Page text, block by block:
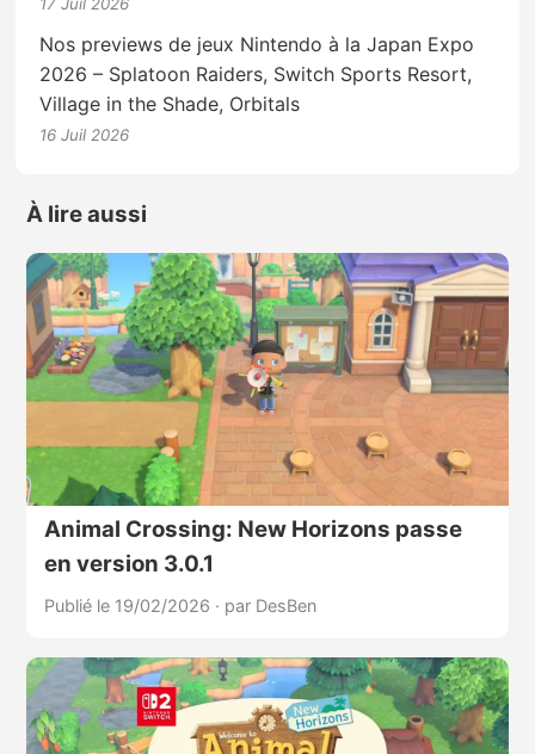
Nos previews de jeux Nintendo à la Japan Expo
2026 – Splatoon Raiders, Switch Sports Resort,
Village in the Shade, Orbitals
16 Juil 2026
À lire aussi
Animal Crossing: New Horizons passe
en version 3.0.1
Publié le 19/02/2026 · par DesBen